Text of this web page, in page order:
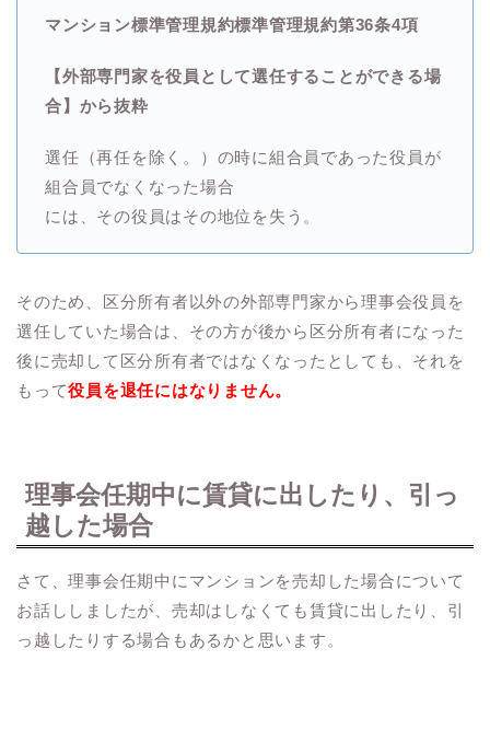
マンション標準管理規約標準管理規約第36条4項
【外部専門家を役員として選任することができる場
合】から抜粋
選任（再任を除く。）の時に組合員であった役員が
組合員でなくなった場合
には、その役員はその地位を失う。
そのため、区分所有者以外の外部専門家から理事会役員を
選任していた場合は、その方が後から区分所有者になった
後に売却して区分所有者ではなくなったとしても、それを
もって役員を退任にはなりません。
理事会任期中に賃貸に出したり、引っ
越した場合
さて、理事会任期中にマンションを売却した場合について
お話ししましたが、売却はしなくても賃貸に出したり、引
っ越したりする場合もあるかと思います。